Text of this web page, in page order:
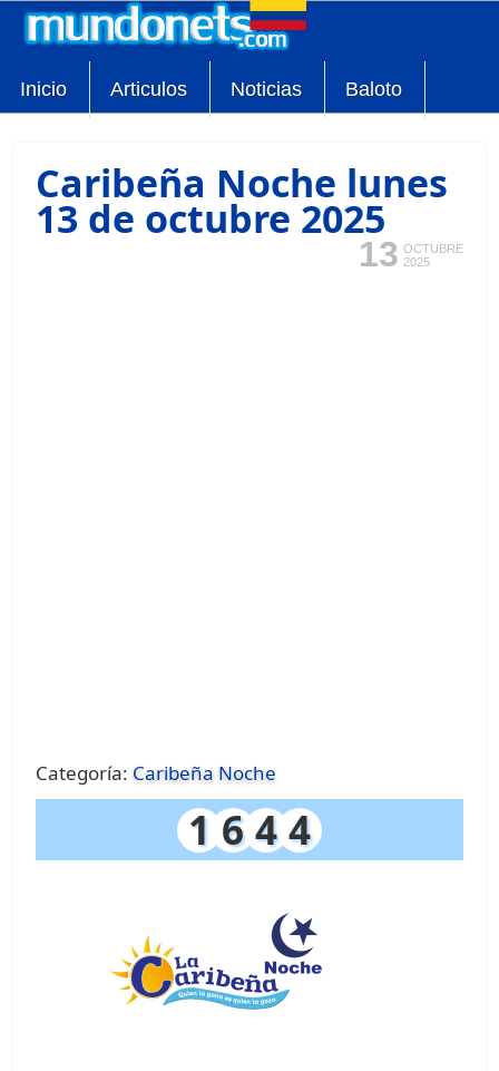
Inicio Articulos Noticias Baloto
Caribeña Noche lunes
13 de octubre 2025
13 OCTUBRE
2025
Categoría: Caribeña Noche
1 6 4 4